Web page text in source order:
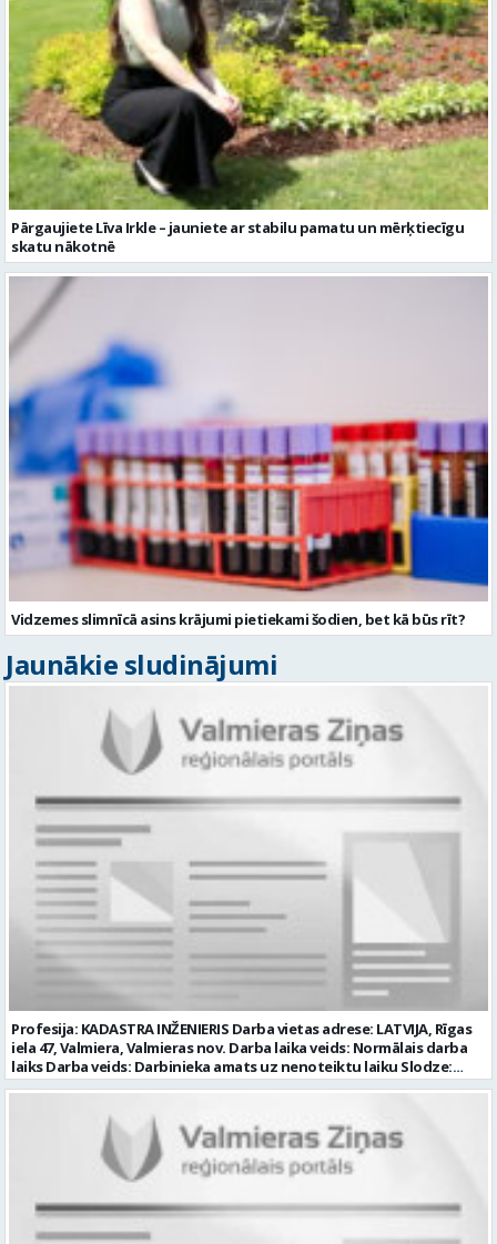
Pārgaujiete Līva Irkle – jauniete ar stabilu pamatu un mērķtiecīgu
skatu nākotnē
Vidzemes slimnīcā asins krājumi pietiekami šodien, bet kā būs rīt?
Jaunākie sludinājumi
Profesija: KADASTRA INŽENIERIS Darba vietas adrese: LATVIJA, Rīgas
iela 47, Valmiera, Valmieras nov. Darba laika veids: Normālais darba
laiks Darba veids: Darbinieka amats uz nenoteiktu laiku Slodze:
Viena vesela slodze Darbības joma: Valsts pārvalde Pieteikto vietu
2026-08-21 Kontaktpersona: Tālrunis: 20209998 E-pasts:
konkurss@vzd.gov.lv